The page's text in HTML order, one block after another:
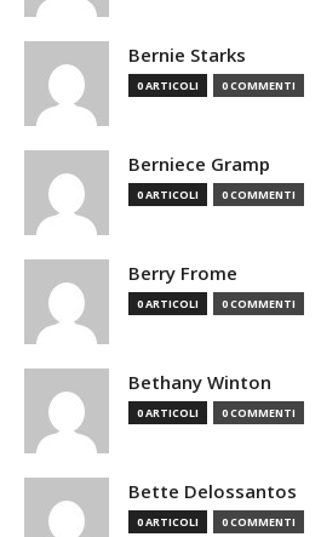
Bernie Starks
0 ARTICOLI 0 COMMENTI
Berniece Gramp
0 ARTICOLI 0 COMMENTI
Berry Frome
0 ARTICOLI 0 COMMENTI
Bethany Winton
0 ARTICOLI 0 COMMENTI
Bette Delossantos
0 ARTICOLI 0 COMMENTI